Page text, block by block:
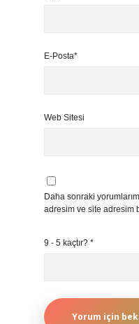
E-Posta*
Web Sitesi
Daha sonraki
adresim ve site adresim
9 - 5 kaçtır? *